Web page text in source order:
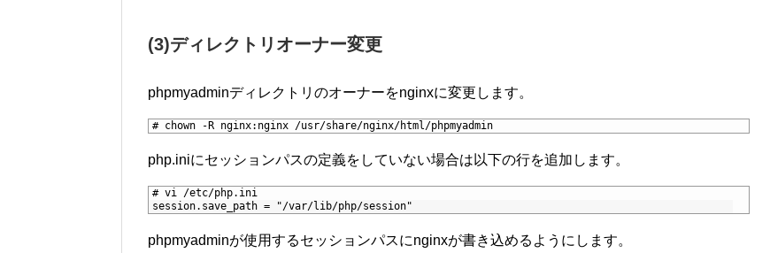
(3)ディレクトリオーナー変更
phpmyadminディレクトリのオーナーをnginxに変更します。
# chown -R nginx:nginx /usr/share/nginx/html/phpmyadmin
php.iniにセッションパスの定義をしていない場合は以下の行を追加します。
# vi /etc/php.ini
session.save_path = "/var/lib/php/session"
phpmyadminが使用するセッションパスにnginxが書き込めるようにします。